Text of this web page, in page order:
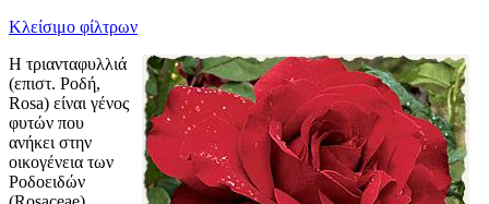
Κλείσιμο φίλτρων
Η τριανταφυλλιά
(επιστ. Ροδή,
Rosa) είναι γένος
φυτών που
ανήκει στην
οικογένεια των
Ροδοειδών